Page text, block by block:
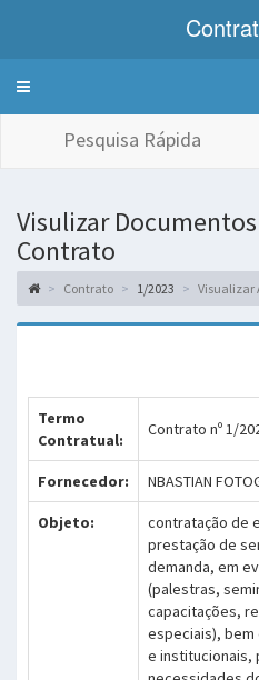
Alterna
Pesquisa Rápida
Visulizar
Contrato
Contrato 1/2023 Visualizar
Termo
Contratual:
Contrato nº 1/
Fornecedor: NBASTIAN
Objeto:
contratação de
prestação de
demanda, em
(palestras,
capacitações,
especiais),
e institucionais,